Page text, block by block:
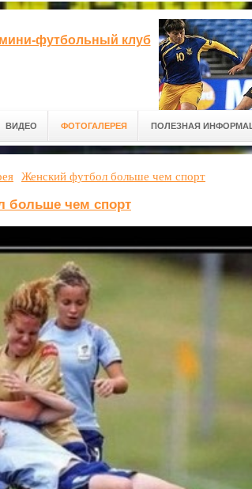
футбольный клуб
ВИДЕО ФОТОГАЛЕРЕЯ ПОЛЕЗНАЯ
Женский футбол больше чем спорт
больше чем спорт